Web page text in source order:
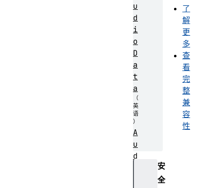
了
解
更
多
查
看
完
整
兼
容
性
安
全
u
d
i
o
D
a
t
a
A
u
d